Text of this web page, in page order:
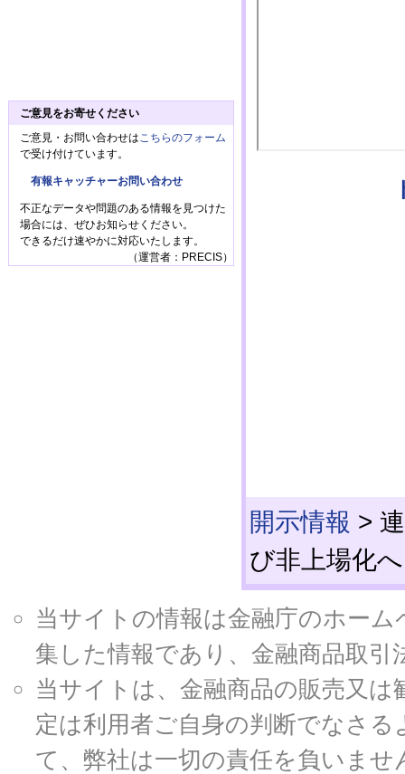
開示情報 >
び非上場化
ご意見をお寄せください
ご意見・お問い合わせは こちらのフォーム
で受け付けています。
有報キャッチャーお問い合わせ
不正なデータや問題のある情報を見つけた
場合には、ぜひお知らせください。
できるだけ速やかに対応いたします。
（運営者：PRECIS）
当サイトの情報は金融庁のホー
集した情報であり、金融商品取
当サイトは、金融商品の販売又
定は利用者ご自身の判断でなさ
て、弊社は一切の責任を負いませ